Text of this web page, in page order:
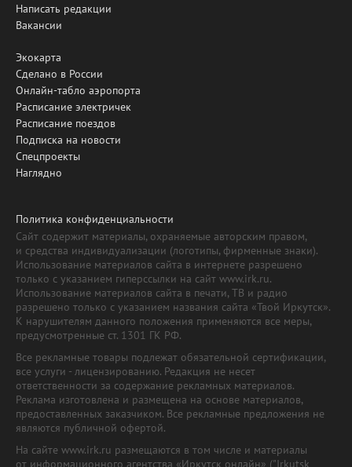
Написать редакции
Вакансии
Экокарта
Сделано в России
Онлайн-табло аэропорта
Расписание электричек
Расписание поездов
Подписка на новости
Спецпроекты
Наглядно
Политика конфиденциальности
Сайт содержит материалы, охраняемые авторским правом,
и средства индивидуализации (логотипы, фирменные знаки).
Использование материалов сайта в интернете разрешено
только с указанием гиперссылки на сайт www.irk.ru.
Использование материалов сайта в печати, ТВ и радио
разрешено только с указанием названия сайта «Твой Иркутск».
К нарушителям данного положения применяются все меры,
предусмотренные ст. 1301 ГК РФ.
Все рекламные товары подлежат обязательной сертификации,
все услуги - лицензированию. Редакция не несет
ответственности за содержание рекламных материалов.
Реклама изготовлена и размещена на основе материалов,
предоставленных заказчиком. Все рекламные предложения не
являются публичной офертой.
На сайте www.irk.ru размещаются в том числе и материалы
от информационного агентства «Иркутск онлайн» ("Irkutsk